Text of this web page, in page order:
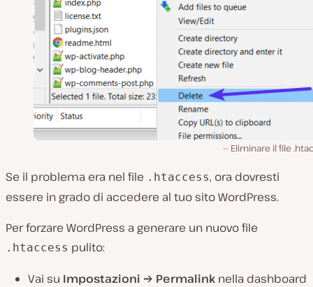
Eliminare il file
Se il problema era nel file .htaccess, ora dovresti
essere in grado di accedere al tuo sito WordPress.
Per forzare WordPress a generare un nuovo file
.htaccess pulito:
Vai su Impostazioni → Permalink nella dashboard